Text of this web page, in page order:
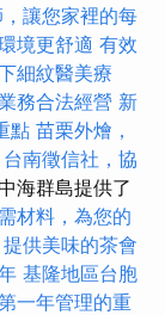
讓您家裡的每
境更舒適 有效
細紋醫美療
務合法經營 新
點 苗栗外燴，
台南徵信社，協
海群島提供了
材料，為您的
供美味的茶會
基隆地區台胞
一年管理的重